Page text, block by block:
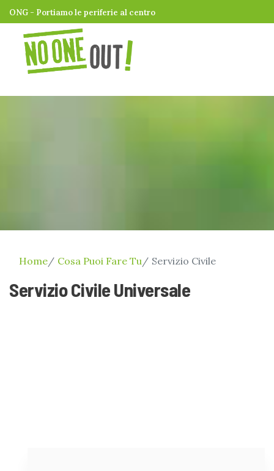
ONG - Portiamo le periferie al centro
Home Cosa Puoi Fare Tu Servizio Civile
Servizio Civile Universale